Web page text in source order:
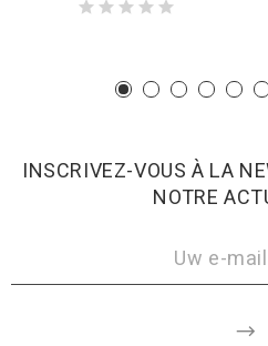
INSCRIVEZ-VOUS À LA
NOTRE